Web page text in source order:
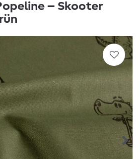
– Skooter